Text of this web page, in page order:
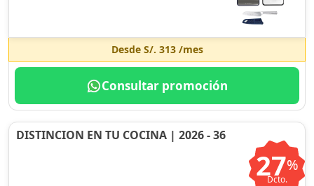
Desde S/. 313/mes
Consultar promoción
DISTINCION EN TU COCINA | 2026 - 36
27%
Dcto.